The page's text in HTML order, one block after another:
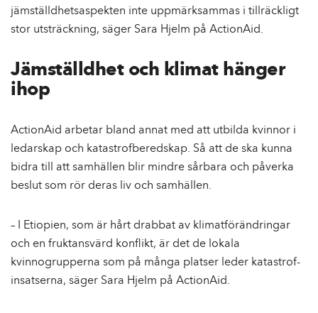
jämställdhetsaspekten inte uppmärksammas i tillräckligt
stor utsträckning, säger Sara Hjelm på ActionAid.
Jämställdhet och klimat hänger
ihop
ActionAid arbetar bland annat med att utbilda kvinnor i
ledarskap och katastrofberedskap. Så att de ska kunna
bidra till att samhällen blir mindre sårbara och påverka
beslut som rör deras liv och samhällen.
– I Etiopien, som är hårt drabbat av klimatförändringar
och en fruktansvärd konflikt, är det de lokala
kvinnogrupperna som på många platser leder katastrof-
insatserna, säger Sara Hjelm på ActionAid.